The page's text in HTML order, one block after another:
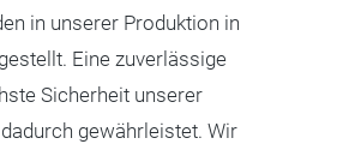
in unserer Produktion in
Eine zuverlässige
Sicherheit unserer
gewährleistet. Wir